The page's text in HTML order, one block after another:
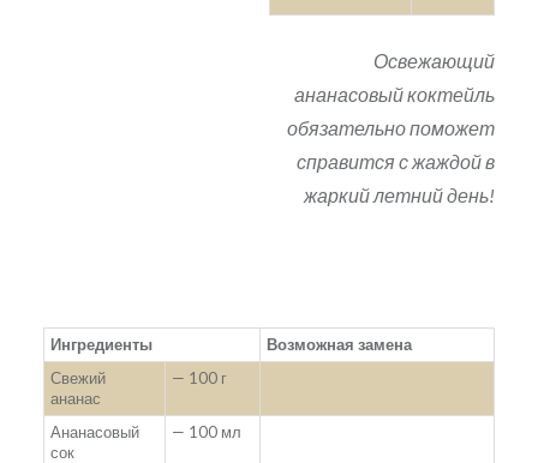
Освежающий
ананасовый коктейль
обязательно поможет
справится с жаждой в
жаркий летний день!
Ингредиенты
Возможная замена
Свежий
ананас
— 100 г
Ананасовый
сок
— 100 мл